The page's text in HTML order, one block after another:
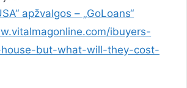
apžvalgos – „GoLoans“
ibuyers-
but-what-will-they-cost-